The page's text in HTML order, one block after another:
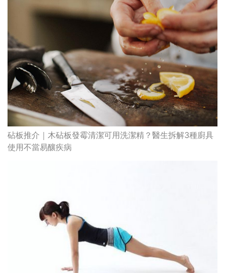
砧板推介｜木砧板發霉清潔可用洗潔精？醫生拆解3種廚具
使用不當易釀疾病